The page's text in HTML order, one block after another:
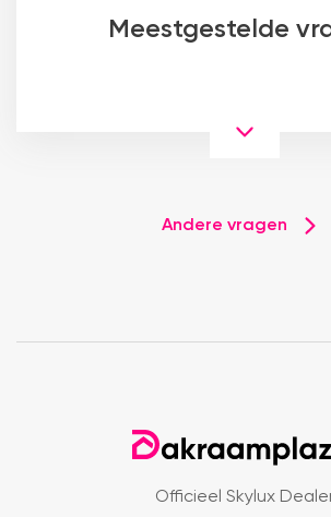
Meestgestelde
Andere vragen
Officieel Skylux